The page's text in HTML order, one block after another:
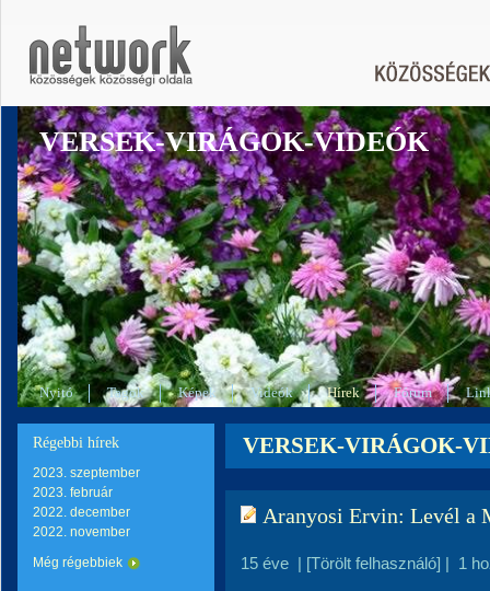
VERSEK-VIRÁGOK-VIDEÓK
Nyitó Tagok Képek Videók Hírek Fórum
Régebbi hírek
2023. szeptember
2023. február
2022. december
2022. november
Még régebbiek
VERSEK-VIRÁGOK-
Aranyosi Ervin: Levél a
15 éve | [Törölt felhasználó] | 1